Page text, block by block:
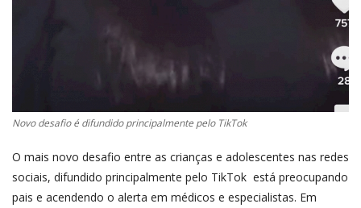
Novo desafio é difundido principalmente pelo TikTok
O mais novo desafio entre as crianças e adolescentes nas redes
sociais, difundido principalmente pelo TikTok está preocupando
pais e acendendo o alerta em médicos e especialistas. Em